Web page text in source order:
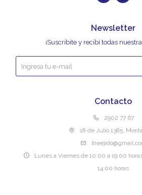
Contacto
2902 77 67
18 de Julio 1385,
Lunes a Viernes de 10:00 a 19:00
14:00 horas
Newsletter
¡Suscribite y recibí todas